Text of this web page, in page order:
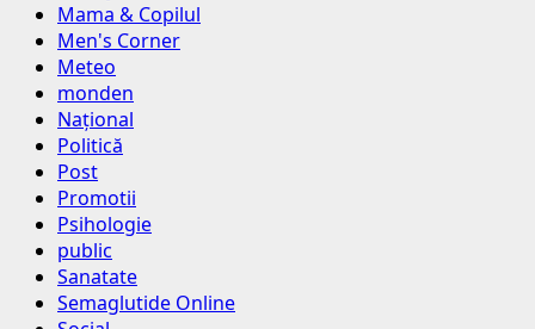
Mama & Copilul
Men's Corner
Meteo
monden
Național
Politică
Post
Promotii
Psihologie
public
Sanatate
Semaglutide Online